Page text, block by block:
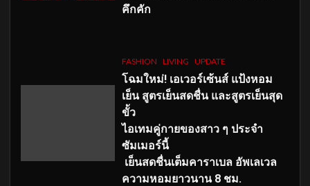
คึกคัก
FASHION LIVING UPDATE
โฉมใหม่! เอเวอร์เซ้นส์ แป้งหอม
เย็น สูตรเย็นสดชื่น และสูตรเย็นสุด
ขั้ว
ไอเทมคู่กายของสาว ๆ ประจำ
ซัมเมอร์นี้
เย็นสดชื่นเต็มคาราเบล อัพเลเวล
ความหอมยาวนาน 8 ชม.